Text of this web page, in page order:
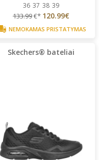
36 37 38 39
133.99€* 120.99€
NEMOKAMAS PRISTATYMAS
Skechers® bateliai